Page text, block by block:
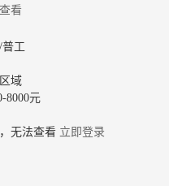
看
工
域
8000元
无法查看 立即登录